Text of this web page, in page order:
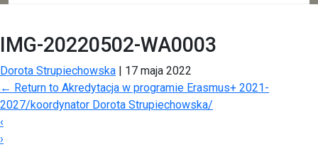
IMG-20220502-WA0003
Dorota Strupiechowska | 17 maja 2022
← Return to Akredytacja w programie Erasmus+ 2021-
2027/koordynator Dorota Strupiechowska/
‹
›